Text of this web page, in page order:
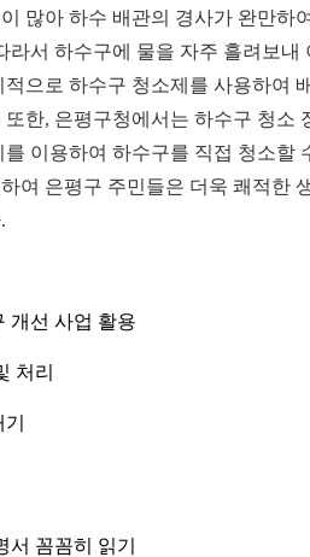
많아 하수 배관의 경사가 완만하
라서 하수구에 물을 자주 흘려보내
으로 하수구 청소제를 사용하여
한, 은평구청에서는 하수구 청소
이용하여 하수구를 직접 청소할
여 은평구 주민들은 더욱 쾌적한
개선 사업 활용
처리
꼼꼼히 읽기